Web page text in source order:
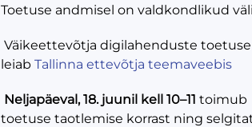
Toetuse andmisel on valdkondlikud
Väikeettevõtja digilahenduste
leiab Tallinna ettevõtja teemaveebis
Neljapäeval, 18. juunil kell 10–11 toimub
toetuse taotlemise korrast ning